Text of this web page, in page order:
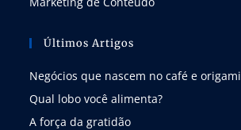
Últimos Artigos
Negócios que nascem no café e origami
Qual lobo você alimenta?
A força da gratidão